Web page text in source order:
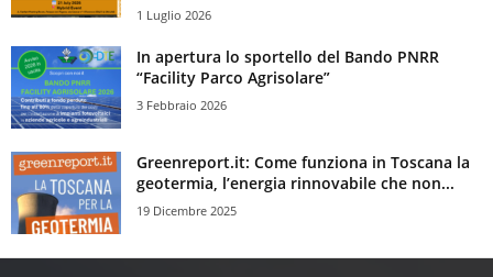
1 Luglio 2026
In apertura lo sportello del Bando PNRR
“Facility Parco Agrisolare”
3 Febbraio 2026
Greenreport.it: Come funziona in Toscana la
geotermia, l’energia rinnovabile che non...
19 Dicembre 2025